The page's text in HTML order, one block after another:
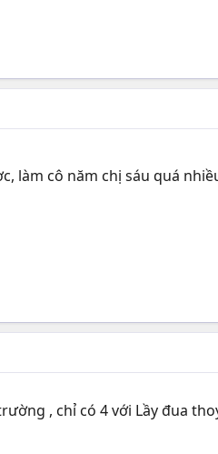
làm cô năm chị sáu quá
, chỉ có 4 với Lầy đua